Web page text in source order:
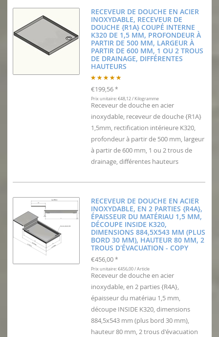
RECEVEUR DE DOUCHE EN ACIER
INOXYDABLE, RECEVEUR DE
DOUCHE {R1A} COUPÉ INTERNE
K320 DE 1,5 MM, PROFONDEUR À
PARTIR DE 500 MM, LARGEUR À
PARTIR DE 600 MM, 1 OU 2 TROUS
DE DRAINAGE, DIFFÉRENTES
HAUTEURS
€199,56 *
Prix unitaire: €48,12 / Kilogramme
Receveur de douche en acier
inoxydable, receveur de douche {R1A}
1,5mm, rectification intérieure K320,
profondeur à partir de 500 mm, largeur
à partir de 600 mm, 1 ou 2 trous de
drainage, différentes hauteurs
RECEVEUR DE DOUCHE EN ACIER
INOXYDABLE, EN 2 PARTIES {R4A},
ÉPAISSEUR DU MATÉRIAU 1,5 MM,
DÉCOUPE INSIDE K320,
DIMENSIONS 884,5X543 MM (PLUS
BORD 30 MM), HAUTEUR 80 MM, 2
TROUS D'ÉVACUATION - COPY
€456,00 *
Prix unitaire: €456,00 / Article
Receveur de douche en acier
inoxydable, en 2 parties {R4A},
épaisseur du matériau 1,5 mm,
découpe INSIDE K320, dimensions
884,5x543 mm (plus bord 30 mm),
hauteur 80 mm, 2 trous d'évacuation